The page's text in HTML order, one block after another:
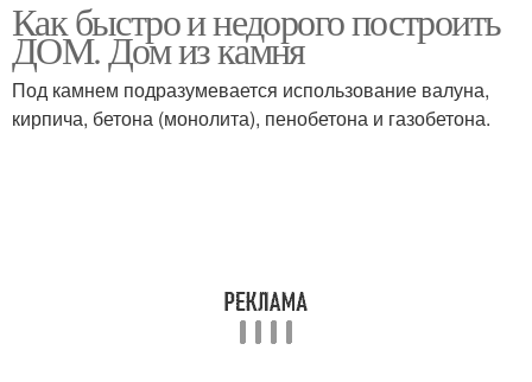
Как быстро и недорого построить
ДОМ. Дом из камня
Под камнем подразумевается использование валуна,
кирпича, бетона (монолита), пенобетона и газобетона.